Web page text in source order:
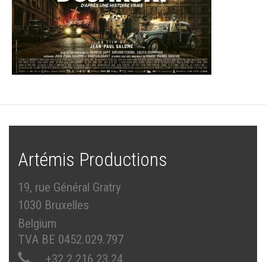
Artémis Productions
19, rue Général Gratry
1030 Bruxelles
Belgium
TVA BE 0452.029.797
+32 2 216 23 24